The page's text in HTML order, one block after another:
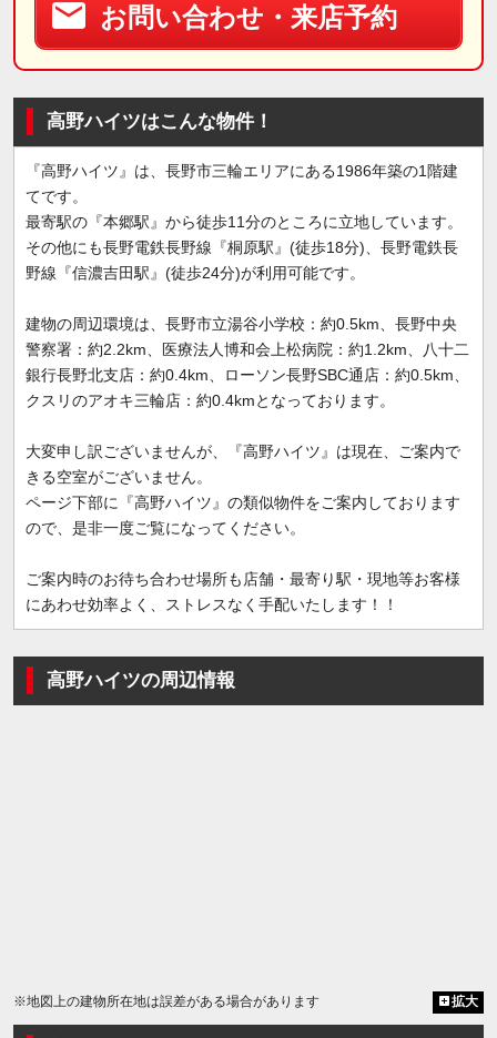
お問い合わせ・来店予約
高野ハイツはこんな物件！
『高野ハイツ』は、長野市三輪エリアにある1986年築の1階建
てです。
最寄駅の『本郷駅』から徒歩11分のところに立地しています。
その他にも長野電鉄長野線『桐原駅』(徒歩18分)、長野電鉄長
野線『信濃吉田駅』(徒歩24分)が利用可能です。
建物の周辺環境は、長野市立湯谷小学校：約0.5km、長野中央
警察署：約2.2km、医療法人博和会上松病院：約1.2km、八十二
銀行長野北支店：約0.4km、ローソン長野SBC通店：約0.5km、
クスリのアオキ三輪店：約0.4kmとなっております。
大変申し訳ございませんが、『高野ハイツ』は現在、ご案内で
きる空室がございません。
ページ下部に『高野ハイツ』の類似物件をご案内しております
ので、是非一度ご覧になってください。
ご案内時のお待ち合わせ場所も店舗・最寄り駅・現地等お客様
にあわせ効率よく、ストレスなく手配いたします！！
高野ハイツの周辺情報
※地図上の建物所在地は誤差がある場合があります 拡大